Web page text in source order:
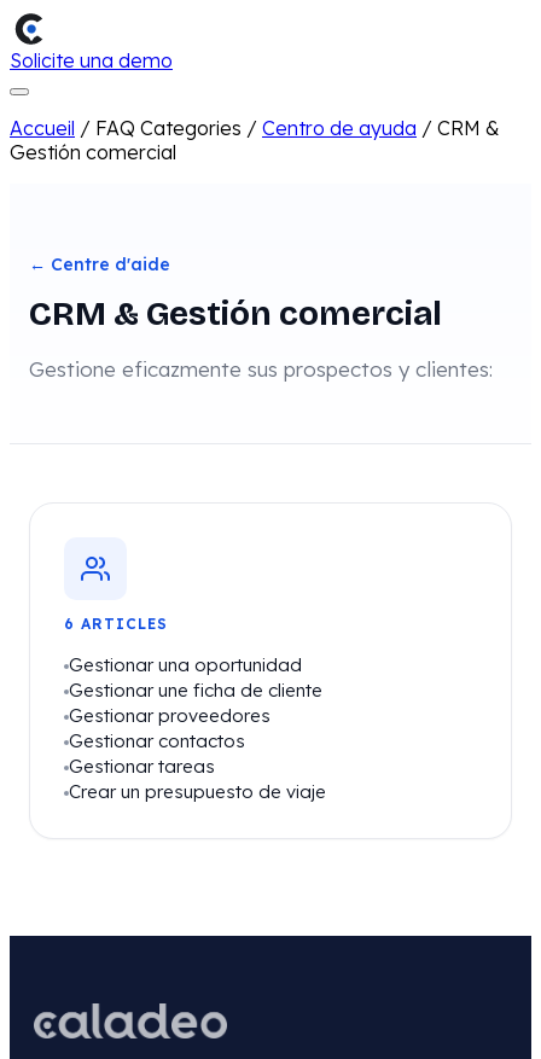
Solicite una demo
Accueil / FAQ Categories / Centro de ayuda / CRM &
Gestión comercial
← Centre d'aide
CRM & Gestión comercial
Gestione eficazmente sus prospectos y clientes:
6 ARTICLES
Gestionar una oportunidad
Gestionar une ficha de cliente
Gestionar proveedores
Gestionar contactos
Gestionar tareas
Crear un presupuesto de viaje